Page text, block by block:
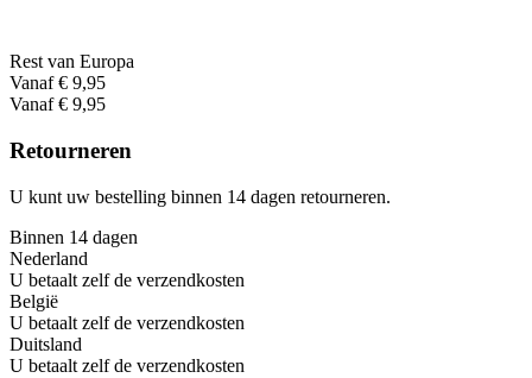
Rest van Europa
Vanaf € 9,95
Vanaf € 9,95
Retourneren
U kunt uw bestelling binnen 14 dagen retourneren.
Binnen 14 dagen
Nederland
U betaalt zelf de verzendkosten
België
U betaalt zelf de verzendkosten
Duitsland
U betaalt zelf de verzendkosten